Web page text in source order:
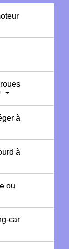
à
à
ou
car